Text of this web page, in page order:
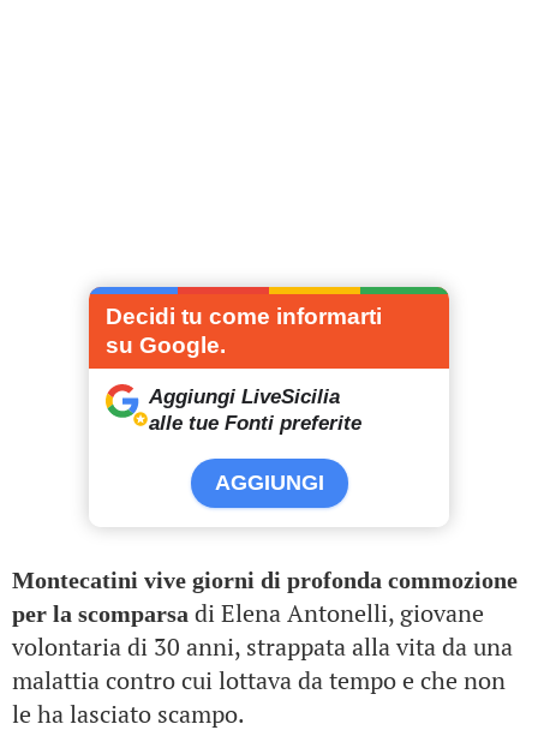
Decidi tu come informarti
su Google.
Aggiungi LiveSicilia
alle tue Fonti preferite
AGGIUNGI
Montecatini vive giorni di profonda commozione
per la scomparsa di Elena Antonelli, giovane
volontaria di 30 anni, strappata alla vita da una
malattia contro cui lottava da tempo e che non
le ha lasciato scampo.